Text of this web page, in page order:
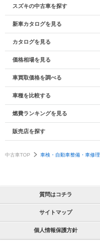
スズキの中古車を探す
新車カタログを見る
カタログを見る
価格相場を見る
車買取価格を調べる
車種を比較する
燃費ランキングを見る
販売店を探す
中古車TOP 車検・自動車整備・車修理
質問はコチラ
サイトマップ
個人情報保護方針